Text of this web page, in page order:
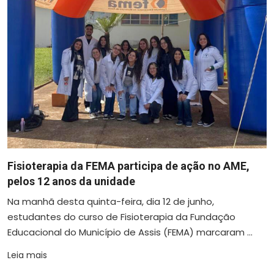
Fisioterapia da FEMA participa de ação no AME,
pelos 12 anos da unidade
Na manhã desta quinta-feira, dia 12 de junho,
estudantes do curso de Fisioterapia da Fundação
Educacional do Município de Assis (FEMA) marcaram ...
Leia mais